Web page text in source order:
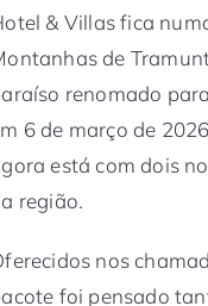
& Villas fica
de
renomado
6 de março de
está com dois
região.
nos
foi pensado